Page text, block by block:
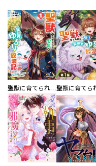
聖獣に育てられた少年の異世界ゆるり放浪記～神様からもらったチート魔法で、仲間たちとスローライフを満喫中～